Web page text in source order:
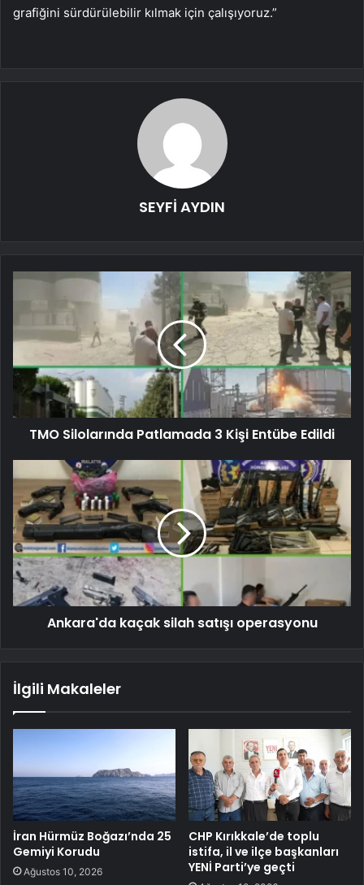
grafiğini sürdürülebilir kılmak için çalışıyoruz.”
SEYFİ AYDIN
TMO Silolarında Patlamada 3 Kişi Entübe Edildi
Ankara'da kaçak silah satışı operasyonu
İlgili Makaleler
İran Hürmüz Boğazı’nda 25
Gemiyi Korudu
Ağustos 10, 2026
CHP Kırıkkale’de toplu
istifa, il ve ilçe başkanları
YENİ Parti’ye geçti